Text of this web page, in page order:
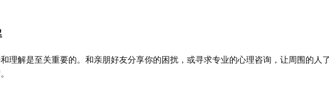
理解是至关重要的。和亲朋好友分享你的困扰，或寻求专业的心理咨询，让周围的人